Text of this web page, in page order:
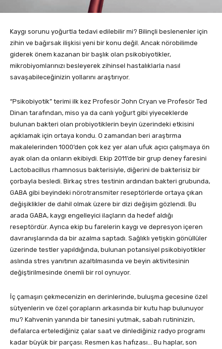
Kaygı sorunu yoğurtla tedavi edilebilir mi? Bilinçli beslenenler için
zihin ve bağırsak ilişkisi yeni bir konu değil. Ancak nörobilimde
giderek önem kazanan bir başlık olan psikobiyotikler,
mikrobiyomlarınızı besleyerek zihinsel hastalıklarla nasıl
savaşabileceğinizin yollarını araştırıyor.
“Psikobiyotik” terimi ilk kez Profesör John Cryan ve Profesör Ted
Dinan tarafından, miso ya da canlı yoğurt gibi yiyeceklerde
bulunan bakteri olan probiyotiklerin beyin üzerindeki etkisini
açıklamak için ortaya kondu. O zamandan beri araştırma
makalelerinden 1000’den çok kez yer alan ufuk açıcı çalışmaya ön
ayak olan da onların ekibiydi. Ekip 2011’de bir grup deney faresini
Lactobacillus rhamnosus bakterisiyle, diğerini de bakterisiz bir
çorbayla besledi. Birkaç stres testinin ardından bakteri grubunda,
GABA gibi beyindeki nörotransmiter reseptörlerde ortaya çıkan
değişiklikler de dahil olmak üzere bir dizi değişim gözlendi. Bu
arada GABA, kaygı engelleyici ilaçların da hedef aldığı
reseptördür. Ayrıca ekip bu farelerin kaygı ve depresyon içeren
davranışlarında da bir azalma saptadı. Sağlıklı yetişkin gönüllüler
üzerinde testler yapıldığında, bulunan potansiyel psikobiyotikler
aslında stres yanıtının azaltılmasında ve beyin aktivitesinin
değiştirilmesinde önemli bir rol oynuyor.
İç çamaşırı çekmecenizin en derinlerinde, buluşma gecesine özel
sütyenlerin ve özel çorapların arkasında bir kutu hap bulunuyor
mu? Kahvenin yanında bir tanesini yutmak, sabah rutininizin,
defalarca ertelediğiniz çalar saat ve dinlediğiniz radyo programı
kadar büyük bir parçası. Resmen kas hafızası… Bu haplar, son